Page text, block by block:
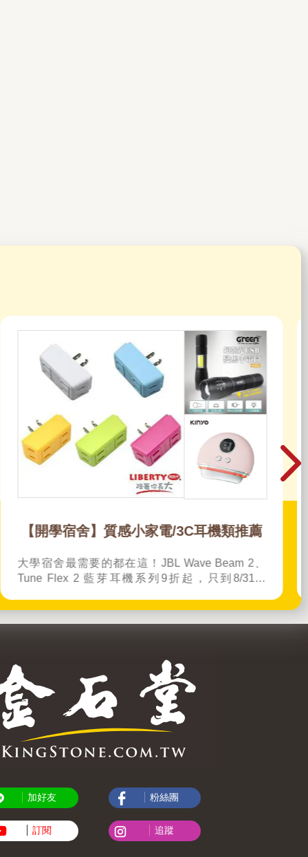
母親節禮物 快速選購指南｜1000-3000元
1000-3000元精選獻禮。集結專業按摩槍與美學家
電，全方位照顧媽媽的身體與靈魂，給她最深層的
加好友
訂閱
粉絲團
追蹤